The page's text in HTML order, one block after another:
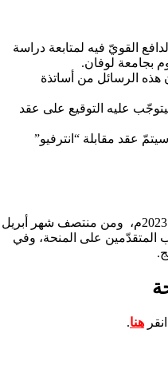
القويّ فيه لمتابعة دراسة
بجامعة لوفان.
هذه الرسائل من أساتذة
عليه التوقيع على عقد
عقد مقابلة “انترفيو”
15 فبراير 2023م، ومن منتصف شهر أبريل
المتقدّمين على المنحة، وفي
هنا.